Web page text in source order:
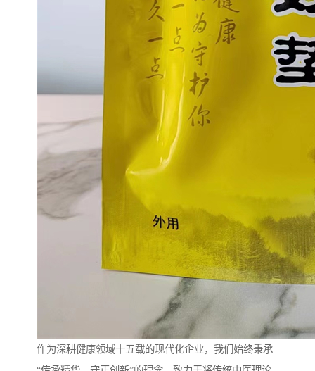
作为深耕健康领域十五载的现代化企业，我们始终秉承